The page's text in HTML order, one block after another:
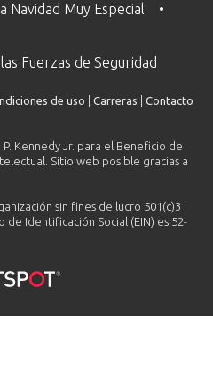
Navidad Muy Especial
Fuerzas de Seguridad
de uso Carreras
Contacto
Kennedy Jr. para el Beneficio de
Sitio web posible gracias a
sin fines de lucro 501(c)3
de Identificación Social (EIN) es 52-